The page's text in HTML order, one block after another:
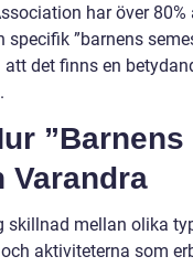
har över
specifik ”barnens
att det finns en
Varandra
skillnad mellan olika
aktiviteterna som